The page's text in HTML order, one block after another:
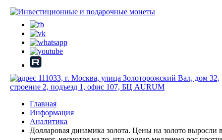
111033, г. Москва, улица Золоторожский Вал, дом 32,
строение 2, подъезд 1, офис 107, БЦ AURUM
Главная
Информация
Аналитика
Долларовая динамика золота. Цены на золото выросли